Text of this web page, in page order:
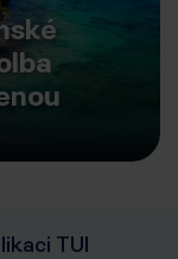
TUI